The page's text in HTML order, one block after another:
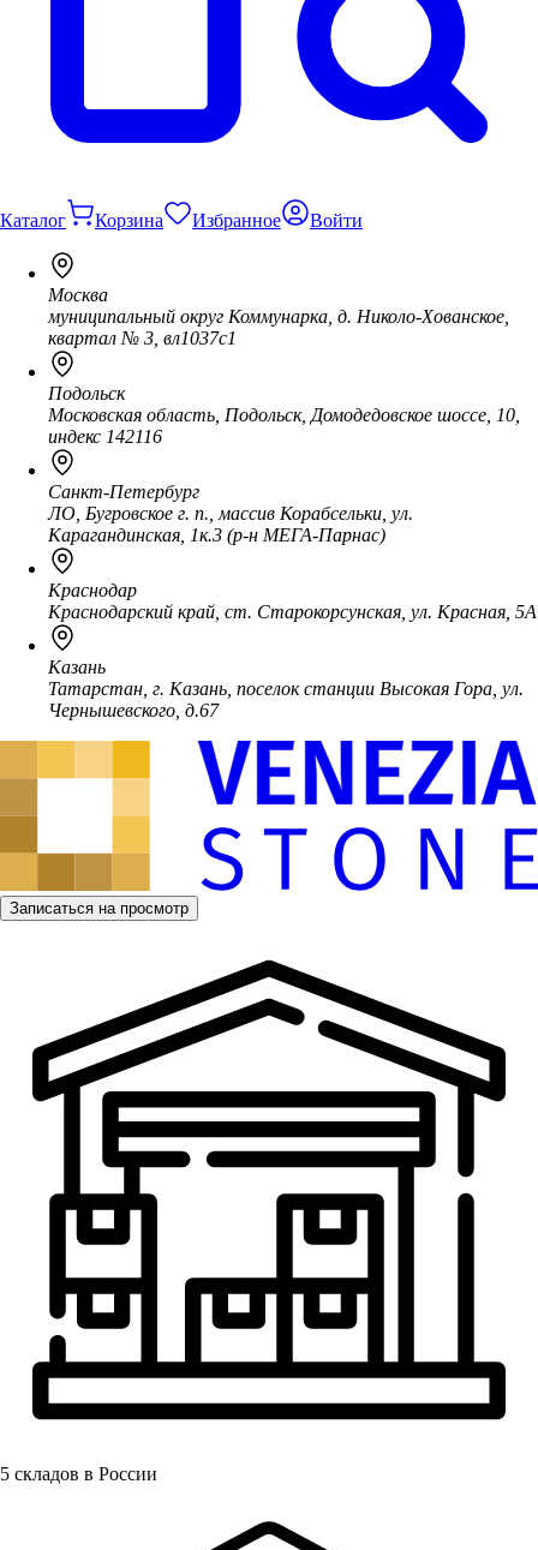
Каталог Корзина Избранное Войти
Москва
муниципальный округ Коммунарка, д. Николо-Хованское,
квартал № 3, вл1037с1
Подольск
Московская область, Подольск, Домодедовское шоссе, 10,
индекс 142116
Санкт-Петербург
ЛО, Бугровское г. п., массив Корабсельки, ул.
Карагандинская, 1к.3 (р-н МЕГА-Парнас)
Краснодар
Краснодарский край, ст. Старокорсунская, ул. Красная, 5А
Казань
Татарстан, г. Казань, поселок станции Высокая Гора, ул.
Чернышевского, д.67
Записаться на просмотр
5 складов в России